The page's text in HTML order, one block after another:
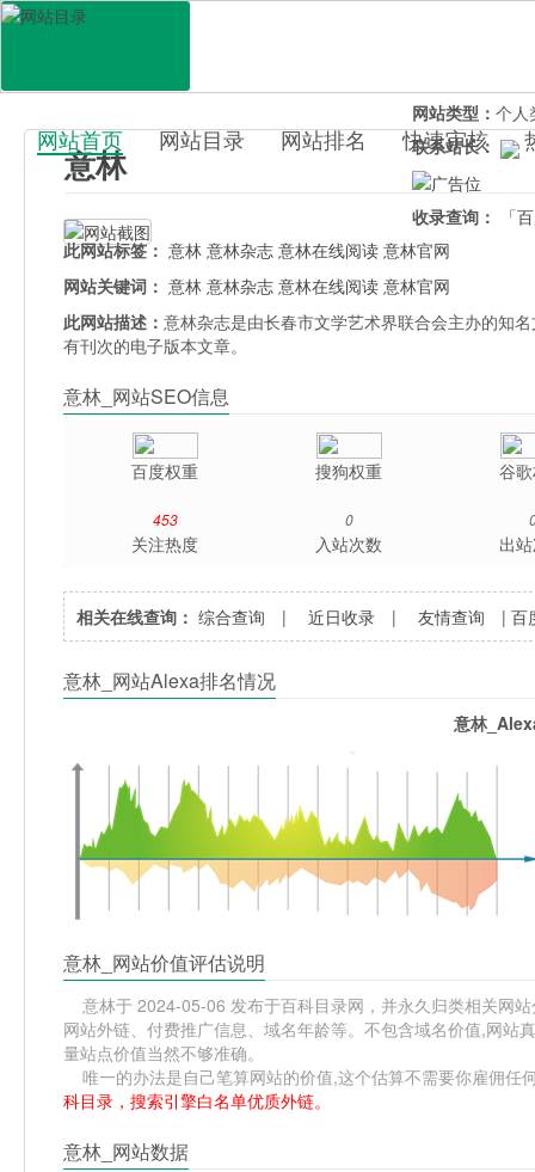
百科目录
网站首页 网站目录 网站排名 快速审核
意林
网站类型： 个人
联系站长：
收录查询：
「
此网站标签： 意林 意林杂志 意林在线阅读 意林官网
网站关键词： 意林 意林杂志 意林在线阅读 意林官网
此网站描述：意林杂志是由长春市文学艺术界联合会主办的知
有刊次的电子版本文章。
意林_网站SEO信息
百度权重 搜狗权重 谷
453
关注热度
0
入站次数 出
相关在线查询： 综合查询 |近日收录 |友情查询 |百
意林_网站Alexa排名情况
意林
意林_网站价值评估说明
意林于 2024-05-06 发布于百科目录网，并永久归类相关网
网站外链、付费推广信息、域名年龄等。不包含域名价值,网
量站点价值当然不够准确。
唯一的办法是自己笔算网站的价值,这个估算不需要你雇佣任
科目录，搜索引擎白名单优质外链。
意林_网站数据